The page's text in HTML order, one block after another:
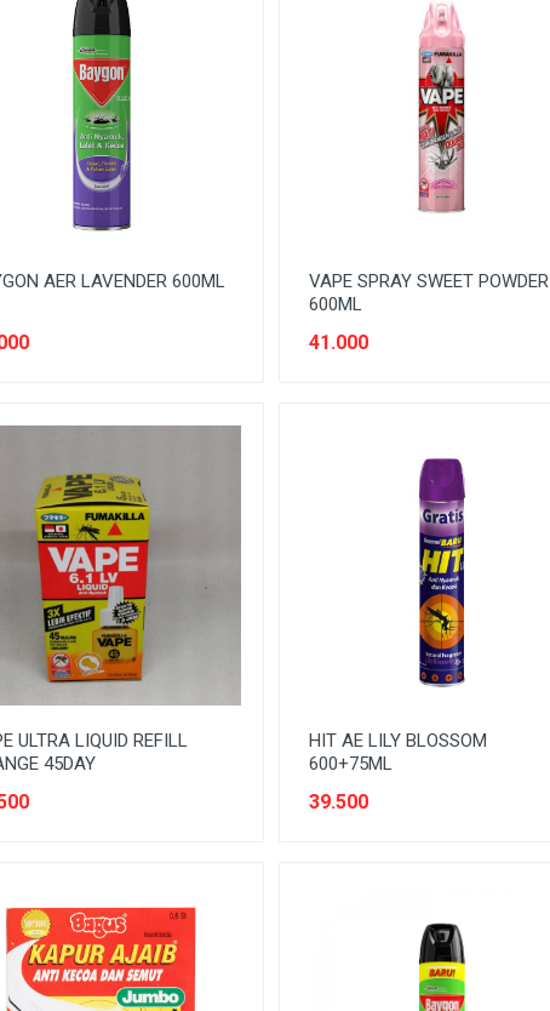
AER LAVENDER 600ML
VAPE SPRAY SWEET POWDER
600ML
41.000
ULTRA LIQUID REFILL
45DAY
HIT AE LILY BLOSSOM
600+75ML
39.500